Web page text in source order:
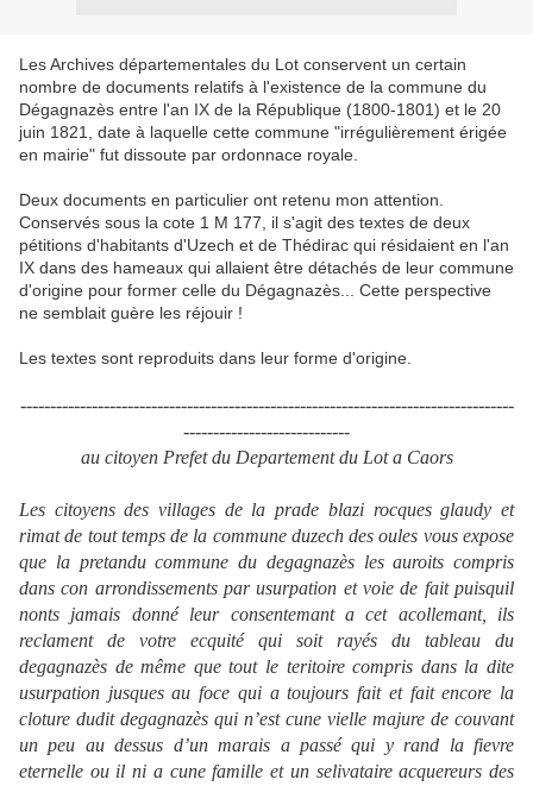
Les Archives départementales du Lot conservent un certain
nombre de documents relatifs à l'existence de la commune du
Dégagnazès entre l'an IX de la République (1800-1801) et le 20
juin 1821, date à laquelle cette commune "irrégulièrement érigée
en mairie" fut dissoute par ordonnace royale.
Deux documents en particulier ont retenu mon attention.
Conservés sous la cote 1 M 177, il s'agit des textes de deux
pétitions d'habitants d'Uzech et de Thédirac qui résidaient en l'an
IX dans des hameaux qui allaient être détachés de leur commune
d'origine pour former celle du Dégagnazès... Cette perspective
ne semblait guère les réjouir !
Les textes sont reproduits dans leur forme d'origine.
-----------------------------------------------------------------------------------
----------------------------
au citoyen Prefet du Departement du Lot a Caors
Les citoyens des villages de la prade blazi rocques glaudy et
rimat de tout temps de la commune duzech des oules vous expose
que la pretandu commune du degagnazès les auroits compris
dans con arrondissements par usurpation et voie de fait puisquil
nonts jamais donné leur consentemant a cet acollemant, ils
reclament de votre ecquité qui soit rayés du tableau du
degagnazès de même que tout le teritoire compris dans la dite
usurpation jusques au foce qui a toujours fait et fait encore la
cloture dudit degagnazès qui n’est cune vielle majure de couvant
un peu au dessus d’un marais a passé qui y rand la fievre
eternelle ou il ni a cune famille et un selivataire acquereurs des